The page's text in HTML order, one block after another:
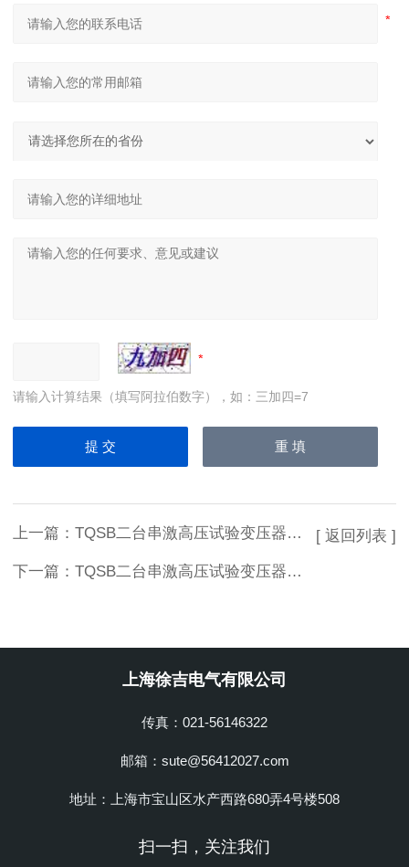
请输入计算结果（填写阿拉伯数字），如：三加四=7
上一篇： TQSB二台串激高压试验变压器型号
下一篇： TQSB二台串激高压试验变压器供应
[ 返回列表 ]
上海徐吉电气有限公司
传真：021-56146322
邮箱：sute@56412027.com
地址：上海市宝山区水产西路680弄4号楼508
扫一扫，关注我们